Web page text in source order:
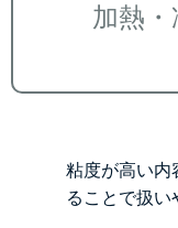
加熱
粘度が高い内
ることで扱い